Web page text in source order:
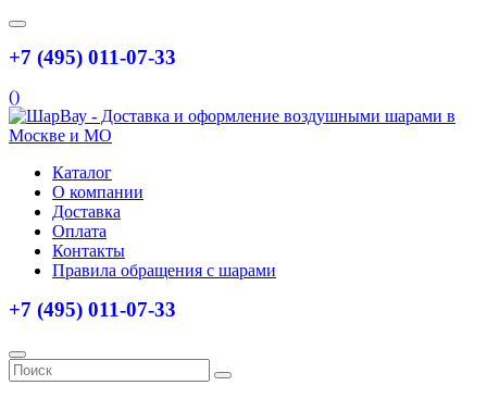
+7 (495) 011-07-33
()
Каталог
О компании
Доставка
Оплата
Контакты
Правила обращения с шарами
+7 (495) 011-07-33